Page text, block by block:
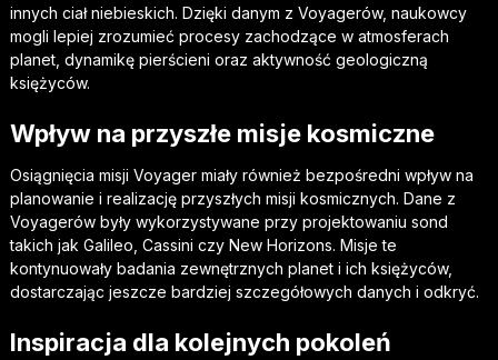
innych ciał niebieskich. Dzięki danym z Voyagerów, naukowcy
mogli lepiej zrozumieć procesy zachodzące w atmosferach
planet, dynamikę pierścieni oraz aktywność geologiczną
księżyców.
Wpływ na przyszłe misje kosmiczne
Osiągnięcia misji Voyager miały również bezpośredni wpływ na
planowanie i realizację przyszłych misji kosmicznych. Dane z
Voyagerów były wykorzystywane przy projektowaniu sond
takich jak Galileo, Cassini czy New Horizons. Misje te
kontynuowały badania zewnętrznych planet i ich księżyców,
dostarczając jeszcze bardziej szczegółowych danych i odkryć.
Inspiracja dla kolejnych pokoleń